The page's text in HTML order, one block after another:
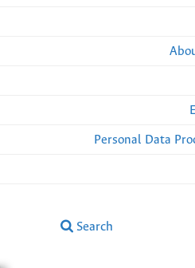
Personal Data
Search